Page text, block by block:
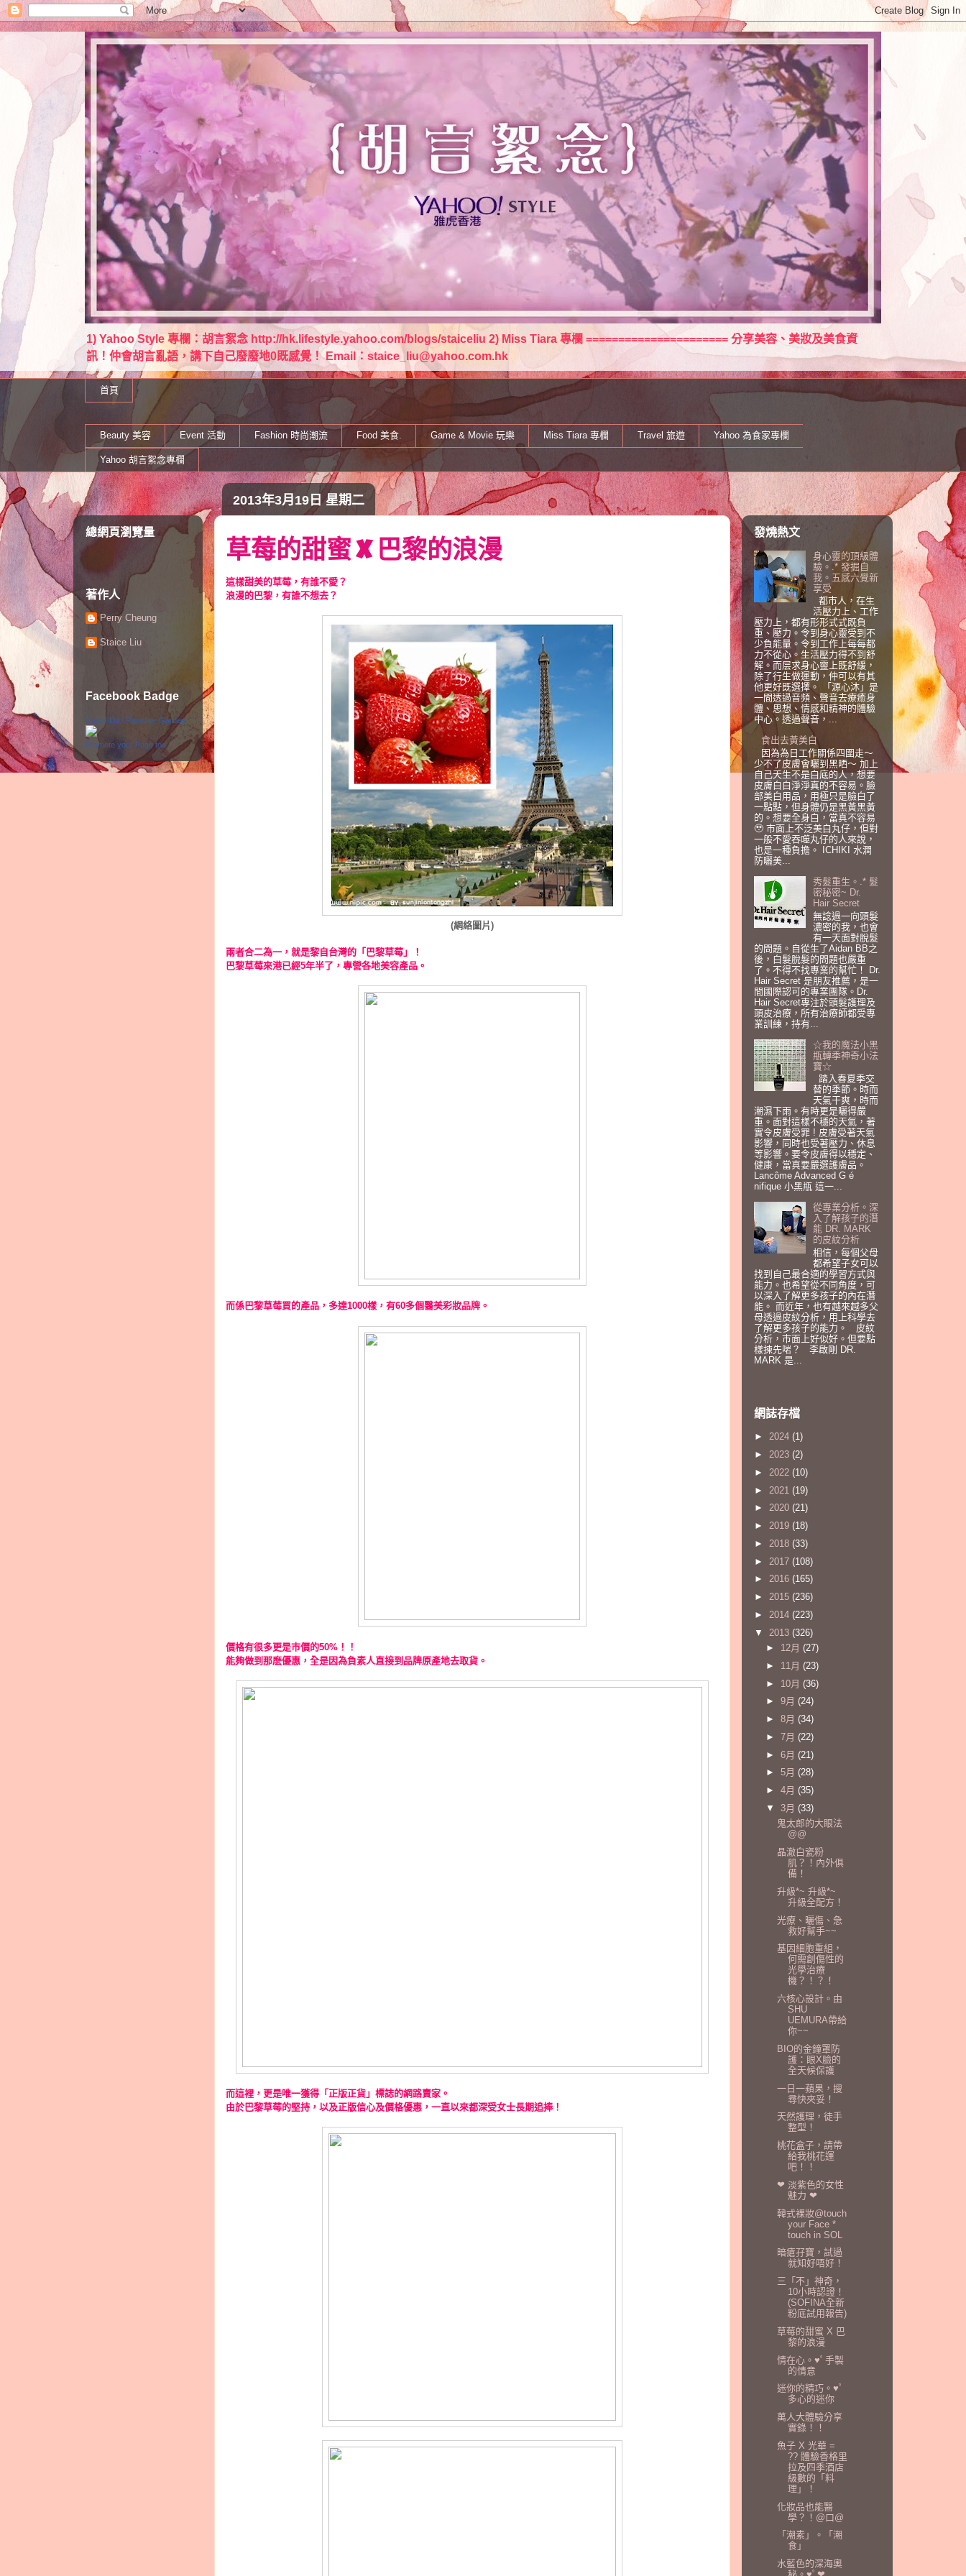
1) Yahoo Style 專欄：胡言絮念 http://hk.lifestyle.yahoo.com/blogs/staiceliu 2) Miss Tiara 專欄 ====================== 分享美容、美妝及美食資
訊！仲會胡言亂語，講下自己廢廢地0既感覺！ Email：staice_liu@yahoo.com.hk
首頁
Beauty 美容 Event 活動 Fashion 時尚潮流 Food 美食. Game & Movie 玩樂 Miss Tiara 專欄 Travel 旅遊 Yahoo 為食家專欄
Yahoo 胡言絮念專欄
2013年3月19日 星期二
草莓的甜蜜 X 巴黎的浪漫
這樣甜美的草莓，有誰不愛？
浪漫的巴黎，有誰不想去？
(網絡圖片)
兩者合二為一，就是黎自台灣的「巴黎草莓」！
巴黎草莓來港已經5年半了，專營各地美容產品。
而係巴黎草莓買的產品，多達1000樣，有60多個醫美彩妝品牌。
價格有很多更是巿價的50% ！！
能夠做到那麽優惠，全是因為負素人直接到品牌原產地去取貨。
而這裡，更是唯一獲得「正版正貨」標誌的網路賣家。
由於巴黎草莓的堅持，以及正版信心及價格優惠，一直以來都深受女士長期追捧！
總網頁瀏覽量
著作人
Perry Cheung
Staice Liu
Facebook Badge
Staice Liu / Paradise Garden
Promote your Page too
發燒熱文
身心靈的頂級體
驗。.* 發掘自
我。五感六覺新
享受
都巿人，在生
活壓力上、工作
壓力上，都有形形式式既負
重、壓力。令到身心靈受到不
少負能量。令到工作上每每都
力不從心。生活壓力得不到舒
解。而层求身心靈上既舒緩，
除了行生做運動，仲可以有其
他更好既選擇。 「源心沐」是
一間透過音頻、聲音去療癒身
體、思想、情感和精神的體驗
中心。透過聲音，...
食出去黃美白
因為為日工作關係四圍走～
少不了皮膚會曬到黑晒～ 加上
自己天生不是白底的人，想要
皮膚白白淨淨真的不容易。臉
部美白用品，用極只是臉白了
一點點，但身體仍是黑黃黑黃
的。想要全身白，當真不容易
🥹 巿面上不泛美白丸仔，但對
一般不愛吞噬丸仔的人來說，
也是一種負擔。 ICHIKI 水潤
防曬美...
秀髮重生。.* 髮
密秘密~ Dr.
Hair Secret
無諗過一向頭髮
濃密的我，也會
有一天面對脫髮
的問題。自從生了Aidan BB之
後，白髮脫髮的問題也嚴重
了。不得不找專業的幫忙！ Dr.
Hair Secret 是朋友推薦，是一
間國際認可的專業團隊。Dr.
Hair Secret專注於頭髮護理及
頭皮治療，所有治療師都受專
業訓練，持有...
☆我的魔法小黑
瓶轉季神奇小法
寶☆
踏入春夏季交
替的季節。時而
天氣干爽，時而
潮濕下雨。有時更是曬得嚴
重。面對這樣不穩的天氣，著
實令皮膚受罪 ! 皮膚受著天氣
影響，同時也受著壓力、休息
等影響。要令皮膚得以穩定、
健康，當真要嚴選護膚品。
Lancôme Advanced G é
nifique 小黑瓶 這一...
從專業分析。深
入了解孩子的潛
能 DR. MARK
的皮紋分析
相信，每個父母
都希望子女可以
找到自己最合適的學習方式與
能力。也希望從不同角度，可
以深入了解更多孩子的內在潛
能。 而近年，也有越來越多父
母透過皮紋分析，用上科學去
了解更多孩子的能力。 皮紋
分析，巿面上好似好。但要點
樣揀先啱？ 李啟剛 DR.
MARK 是...
網誌存檔
► 2024 (1)
► 2023 (2)
► 2022 (10)
► 2021 (19)
► 2020 (21)
► 2019 (18)
► 2018 (33)
► 2017 (108)
► 2016 (165)
► 2015 (236)
► 2014 (223)
▼ 2013 (326)
► 12月 (27)
► 11月 (23)
► 10月 (36)
► 9月 (24)
► 8月 (34)
► 7月 (22)
► 6月 (21)
► 5月 (28)
► 4月 (35)
▼ 3月 (33)
鬼太郎的大眼法
@@
晶澈白瓷粉
肌？！內外俱
備！
升級*~ 升級*~
升級全配方！
光療、曬傷、急
救好幫手~~
基因細胞重組，
何需創傷性的
光學治療
機？！？！
六核心設計。由
SHU
UEMURA帶給
你~~
BIO的金鐘罩防
護：眼X臉的
全天候保護
一日一蘋果，搜
尋快夾妥！
天然護理，徒手
整型！
桃花盒子，請帶
給我桃花運
吧！！
❤ 淡紫色的女性
魅力 ❤
韓式裸妝@touch
your Face *
touch in SOL
暗瘡孖寶，試過
就知好唔好！
三「不」神奇，
10小時認證！
(SOFINA全新
粉底試用報告)
草莓的甜蜜 X 巴
黎的浪漫
情在心。♥ﾟ手製
的情意
迷你的精巧。♥ﾟ
多心的迷你
萬人大體驗分享
實錄！！
魚子 X 光華 =
?? 體驗香格里
拉及四季酒店
級數的「料
理」！
化妝品也能醫
學？！@口@
「潮素」。「潮
食」
水藍色的深海奧